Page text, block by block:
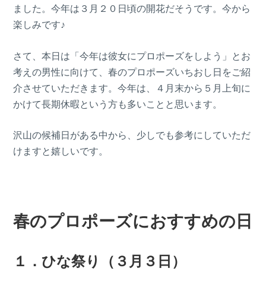
ました。今年は３月２０日頃の開花だそうです。今から
楽しみです♪
さて、本日は「今年は彼女にプロポーズをしよう」とお
考えの男性に向けて、春のプロポーズいちおし日をご紹
介させていただきます。今年は、４月末から５月上旬に
かけて長期休暇という方も多いことと思います。
沢山の候補日がある中から、少しでも参考にしていただ
けますと嬉しいです。
春のプロポーズにおすすめの日
１．ひな祭り（３月３日）